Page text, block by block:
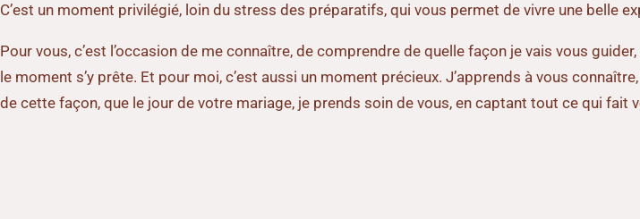
C’est un moment privilégié, loin du stress des préparatifs, qui vous permet de vivre une belle
Pour vous, c’est l’occasion de me connaître, de comprendre de quelle façon je vais vous
le moment s’y prête. Et pour moi, c’est aussi un moment précieux. J’apprends à vous
de cette façon, que le jour de votre mariage, je prends soin de vous, en captant tout ce qui